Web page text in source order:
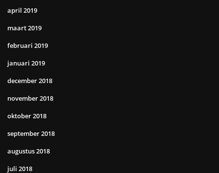
april 2019
maart 2019
februari 2019
januari 2019
december 2018
november 2018
oktober 2018
september 2018
augustus 2018
juli 2018